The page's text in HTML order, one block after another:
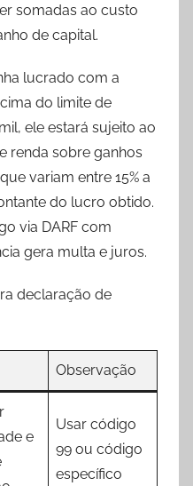
somadas ao custo
de capital.
lucrado com a
do limite de
ele estará sujeito ao
renda sobre ganhos
variam entre 15% a
do lucro obtido.
via DARF com
gera multa e juros.
declaração de
Observação
e
Usar código
99 ou código
específico